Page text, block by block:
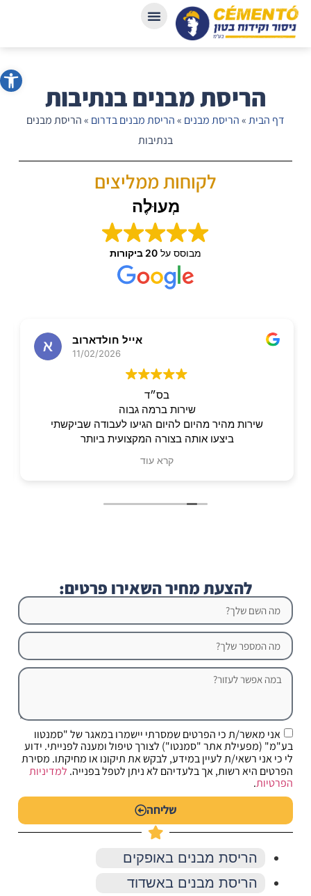
הריסת מבנים בנתיבות
דף הבית»הריסת מבנים »הריסת מבנים בדרום »הריסת מבנים
בנתיבות
לקוחות ממליצים
מְעוּלֶה
מבוסס על 20 ביקורות
אייל חולדארוב
11/02/2026
בס״ד
שירות ברמה גבוה
שירות מהיר מהיום להיום הגיעו לעבודה שביקשתי
ביצעו אותה בצורה המקצועית ביותר
קרא עוד
להצעת מחיר השאירו פרטים:
אני מאשר/ת כי הפרטים שמסרתי יישמרו במאגר של "סמנטוו
בע"מ" (מפעילת אתר "סמנטו") לצורך טיפול ומענה לפנייתי. ידוע
לי כי אני רשאי/ת לעיין במידע, לבקש את תיקונו או מחיקתו. מסירת
הפרטים היא רשות, אך בלעדיהם לא ניתן לטפל בפנייה. למדיניות
הפרטיות.
שליחה
הריסת מבנים באופקים
הריסת מבנים באשדוד
פתח